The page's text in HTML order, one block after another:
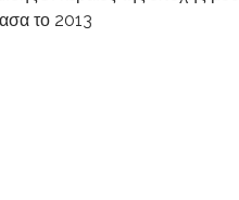
το 2013